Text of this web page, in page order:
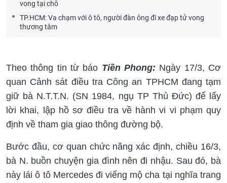
vong tại chỗ
TP.HCM: Va chạm với ô tô, người đàn ông đi xe đạp tử vong
thương tâm
Theo thông tin từ báo Tiền Phong: Ngày 17/3, Cơ
quan Cảnh sát điều tra Công an TPHCM đang tạm
giữ bà N.T.T.N. (SN 1984, ngụ TP Thủ Đức) để lấy
lời khai, lập hồ sơ điều tra về hành vi vi phạm quy
định về tham gia giao thông đường bộ.
Bước đầu, cơ quan chức năng xác định, chiều 16/3,
bà N. buồn chuyện gia đình nên đi nhậu. Sau đó, bà
này lái ô tô Mercedes đi viếng mộ cha tại nghĩa trang